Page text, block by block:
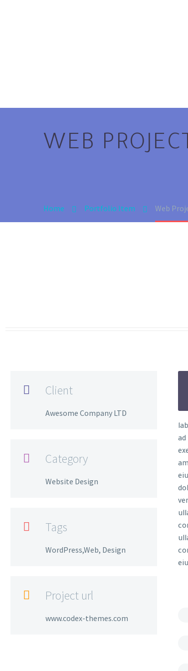
WEB
Home Portfolio Item Web
 Client
Awesome Company LTD
 Category
Website Design
 Tags
WordPress,Web, Design
 Project url
www.codex-themes.com